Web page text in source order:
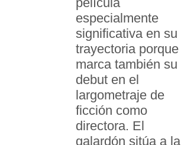
especialmente
significativa en su
trayectoria porque
marca también su
debut en el
largometraje de
ficción como
directora. El
galardón sitúa a la